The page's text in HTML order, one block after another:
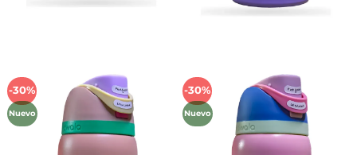
-30%
Nuevo
Añadir
lista de
deseos
-30%
Nuevo
Añadir
lista de
deseos